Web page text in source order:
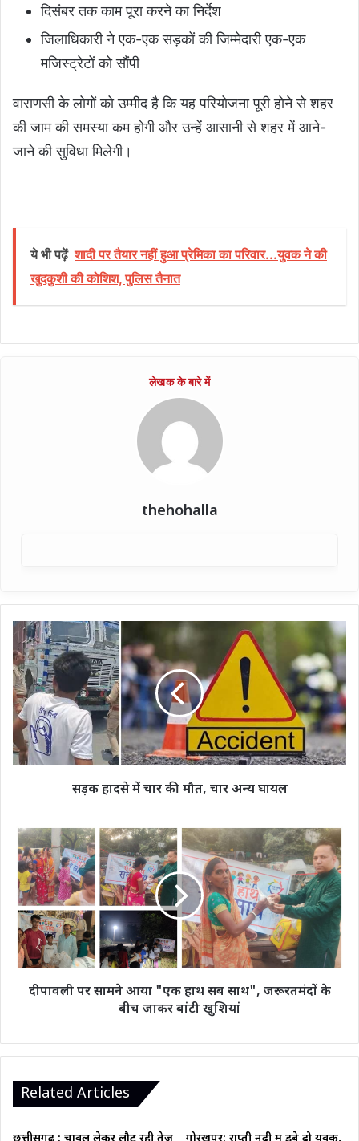
दिसंबर तक काम पूरा करने का निर्देश
जिलाधिकारी ने एक-एक सड़कों की जिम्मेदारी एक-एक
मजिस्ट्रेटों को सौंपी
वाराणसी के लोगों को उम्मीद है कि यह परियोजना पूरी होने से शहर
की जाम की समस्या कम होगी और उन्हें आसानी से शहर में आने-
जाने की सुविधा मिलेगी।
ये भी पढ़ें शादी पर तैयार नहीं हुआ प्रेमिका का परिवार...युवक ने की
खुदकुशी की कोशिश, पुलिस तैनात
thehohalla
सड़क
हादसे
में
चार
की
मौत,
चार
अन्य
घायल
सड़क हादसे में चार की मौत, चार अन्य घायल
दीपावली
पर
सामने
आया
"एक
हाथ
सब
साथ",
जरूरतमंदों
दीपावली पर सामने आया "एक हाथ सब साथ", जरूरतमंदों के
बीच जाकर बांटी खुशियां
Related Articles